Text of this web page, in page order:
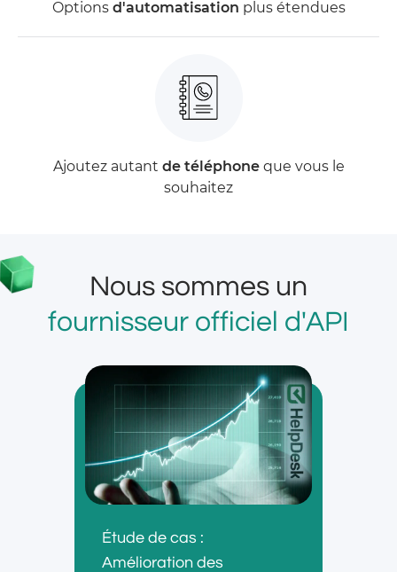
Options d'automatisation plus étendues
Ajoutez autant de téléphoneque vous le
souhaitez
Nous sommes un
fournisseur officiel d'API
Étude de cas :
Amélioration des